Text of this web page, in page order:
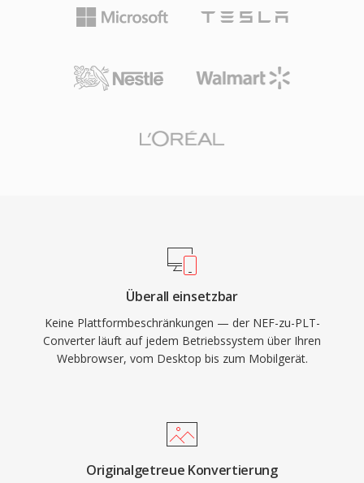
Überall einsetzbar
Keine Plattformbeschränkungen — der NEF-zu-PLT-
Converter läuft auf jedem Betriebssystem über Ihren
Webbrowser, vom Desktop bis zum Mobilgerät.
Originalgetreue Konvertierung